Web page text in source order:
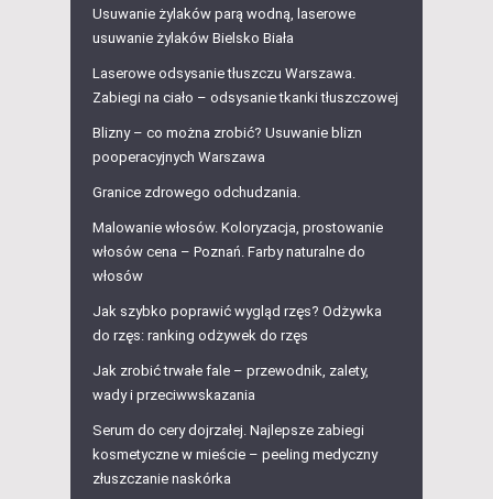
Usuwanie żylaków parą wodną, laserowe
usuwanie żylaków Bielsko Biała
Laserowe odsysanie tłuszczu Warszawa.
Zabiegi na ciało – odsysanie tkanki tłuszczowej
Blizny – co można zrobić? Usuwanie blizn
pooperacyjnych Warszawa
Granice zdrowego odchudzania.
Malowanie włosów. Koloryzacja, prostowanie
włosów cena – Poznań. Farby naturalne do
włosów
Jak szybko poprawić wygląd rzęs? Odżywka
do rzęs: ranking odżywek do rzęs
Jak zrobić trwałe fale – przewodnik, zalety,
wady i przeciwwskazania
Serum do cery dojrzałej. Najlepsze zabiegi
kosmetyczne w mieście – peeling medyczny
złuszczanie naskórka